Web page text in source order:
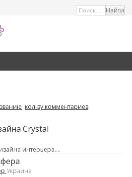
кол-ву комментариев
Crystal
интерьера....
Украина